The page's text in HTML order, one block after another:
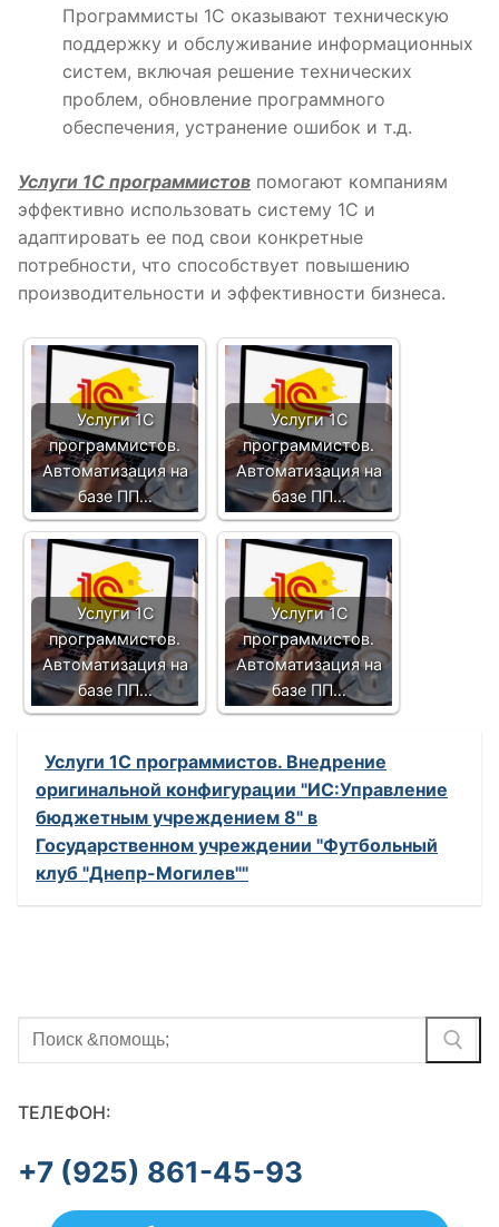
Программисты 1С оказывают техническую
поддержку и обслуживание информационных
систем, включая решение технических
проблем, обновление программного
обеспечения, устранение ошибок и т.д.
Услуги 1С программистов помогают компаниям
эффективно использовать систему 1С и
адаптировать ее под свои конкретные
потребности, что способствует повышению
производительности и эффективности бизнеса.
Услуги 1С
программистов.
Автоматизация на
базе ПП…
Услуги 1С
программистов.
Автоматизация на
базе ПП…
Услуги 1С
программистов.
Автоматизация на
базе ПП…
Услуги 1С
программистов.
Автоматизация на
базе ПП…
Услуги 1С программистов. Внедрение
оригинальной конфигурации "ИС:Управление
бюджетным учреждением 8" в
Государственном учреждении "Футбольный
клуб "Днепр-Могилев""
Найти:
ТЕЛЕФОН:
+7 (925) 861-45-93